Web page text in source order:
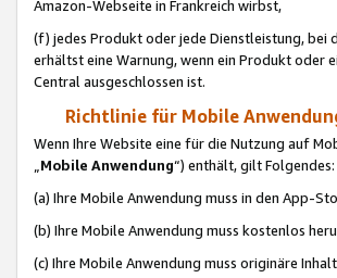
Amazon-Webseite in Frankreich wirbst,
(f) jedes Produkt oder jede Dienstleistung, bei
erhältst eine Warnung, wenn ein Produkt oder
Central ausgeschlossen ist.
Richtlinie für Mobile
Wenn Ihre Website eine für die Nutzung auf
„Mobile Anwendung“) enthält, gilt Folgendes:
(a) Ihre Mobile Anwendung muss in den App-
(b) Ihre Mobile Anwendung muss kostenlos
(c) Ihre Mobile Anwendung muss originäre